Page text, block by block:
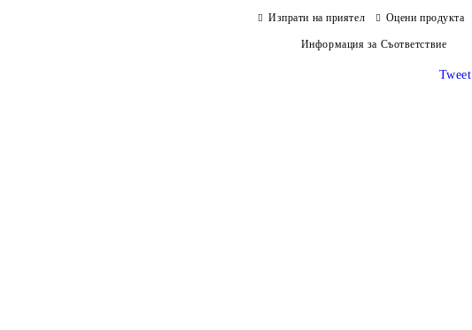
Изпрати на приятел Оцени продукта
Информация за Съответствие
Tweet